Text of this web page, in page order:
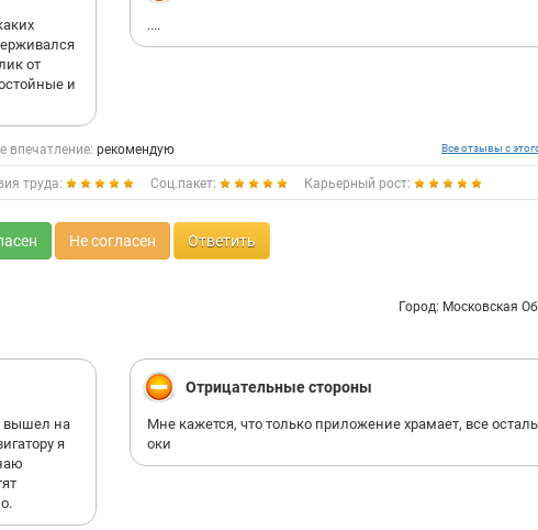
от
и
....
впечатление: рекомендую Все отзывы с
труда: Соц.пакет: Карьерный рост:
Не согласен Ответить
Город: Московская
вышел на
я
Отрицательные стороны
Мне кажется, что только приложение храмает, все
оки